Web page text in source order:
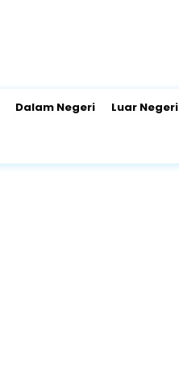
Dalam Negeri Luar Negeri